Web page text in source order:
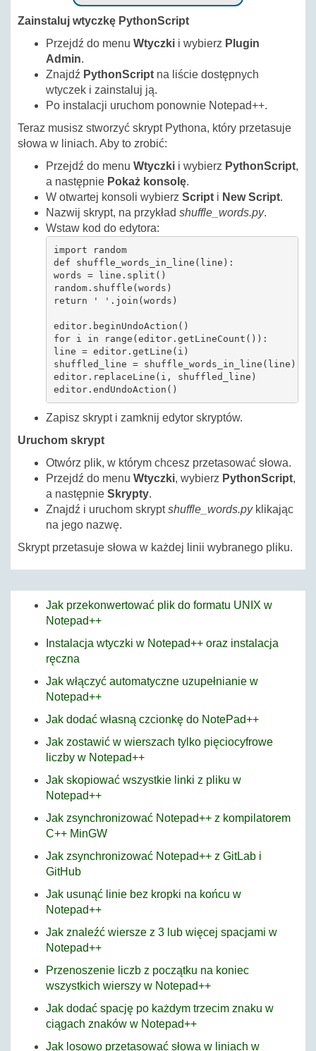
Zainstaluj wtyczkę PythonScript
Przejdź do menu Wtyczki i wybierz Plugin
Admin.
Znajdź PythonScript na liście dostępnych
wtyczek i zainstaluj ją.
Po instalacji uruchom ponownie Notepad++.
Teraz musisz stworzyć skrypt Pythona, który przetasuje
słowa w liniach. Aby to zrobić:
Przejdź do menu Wtyczki i wybierz PythonScript,
a następnie Pokaż konsolę.
W otwartej konsoli wybierz Script i New Script.
Nazwij skrypt, na przykład shuffle_words.py.
Wstaw kod do edytora:
import random
def shuffle_words_in_line(line):
words = line.split()
random.shuffle(words)
return ' '.join(words)
editor.beginUndoAction()
for i in range(editor.getLineCount()):
line = editor.getLine(i)
shuffled_line = shuffle_words_in_line(line)
editor.replaceLine(i, shuffled_line)
editor.endUndoAction()
Zapisz skrypt i zamknij edytor skryptów.
Uruchom skrypt
Otwórz plik, w którym chcesz przetasować słowa.
Przejdź do menu Wtyczki, wybierz PythonScript,
a następnie Skrypty.
Znajdź i uruchom skryptshuffle_words.pyklikając
na jego nazwę.
Skrypt przetasuje słowa w każdej linii wybranego pliku.
Jak przekonwertować plik do formatu UNIX w
Notepad++
Instalacja wtyczki w Notepad++ oraz instalacja
ręczna
Jak włączyć automatyczne uzupełnianie w
Notepad++
Jak dodać własną czcionkę do NotePad++
Jak zostawić w wierszach tylko pięciocyfrowe
liczby w Notepad++
Jak skopiować wszystkie linki z pliku w
Notepad++
Jak zsynchronizować Notepad++ z kompilatorem
C++ MinGW
Jak zsynchronizować Notepad++ z GitLab i
GitHub
Jak usunąć linie bez kropki na końcu w
Notepad++
Jak znaleźć wiersze z 3 lub więcej spacjami w
Notepad++
Przenoszenie liczb z początku na koniec
wszystkich wierszy w Notepad++
Jak dodać spację po każdym trzecim znaku w
ciągach znaków w Notepad++
Jak losowo przetasować słowa w liniach w